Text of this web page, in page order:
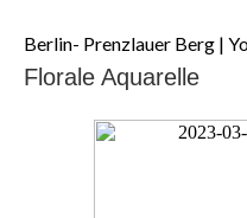
Berlin- Prenzlauer Berg |
Florale Aquarelle